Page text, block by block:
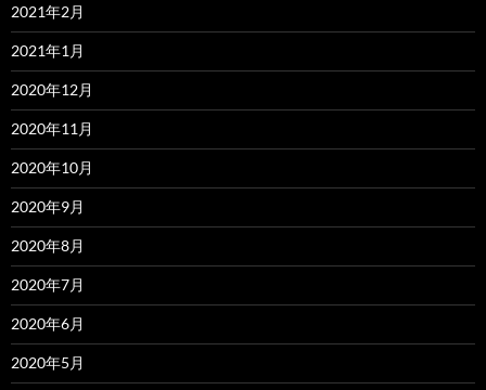
2021年2月
2021年1月
2020年12月
2020年11月
2020年10月
2020年9月
2020年8月
2020年7月
2020年6月
2020年5月